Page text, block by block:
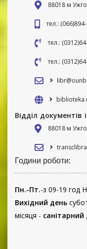
88018 м
тел.:
тел.:
тел.:
Відділ
88018 м
Години роботи:
Пн.-Пт.-з 09-19 год
Вихідний день
місяця - санітарний